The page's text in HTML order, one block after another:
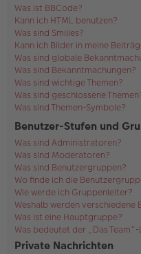
Was ist BBCode?
Kann ich HTML benutzen?
Was sind Smilies?
Kann ich Bilder in meine
Was sind globale
Was sind Bekanntmachungen?
Was sind wichtige Themen?
Was sind geschlossene
Was sind Themen-Symbole?
Benutzer-Stufen und
Was sind Administratoren?
Was sind Moderatoren?
Was sind Benutzergruppen?
Wo finde ich die
Wie werde ich Gruppenleiter?
Weshalb werden
Was ist eine Hauptgruppe?
Was bedeutet der „Das
Private Nachrichten